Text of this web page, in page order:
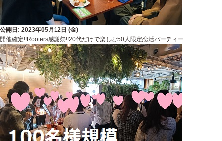
公開日: 2023年05月12日 (金)
開催確定!!Rooters感謝祭!!20代だけで楽しむ50人限定恋活パーティー